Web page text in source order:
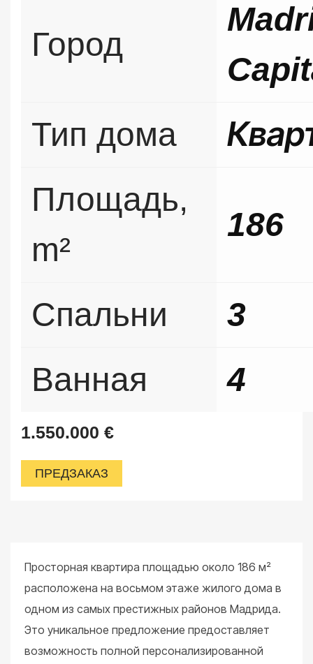
Город
Тип дома
Площадь,
m²
186
Спальни
3
Ванная
4
1.550.000 €
ПРЕДЗАКАЗ
Просторная квартира площадью около 186 м²
расположена на восьмом этаже жилого дома в
одном из самых престижных районов Мадрида.
Это уникальное предложение предоставляет
возможность полной персонализированной